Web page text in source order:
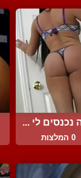
לי ...
0 המלצות